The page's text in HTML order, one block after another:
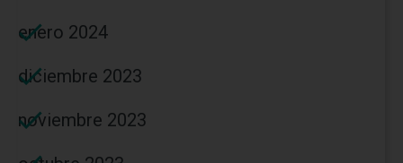
enero 2024
diciembre 2023
noviembre 2023